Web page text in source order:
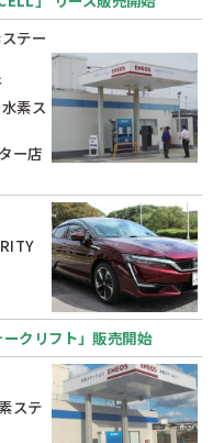
テー
素ス
ー店
ークリフト」販売開始
ステ